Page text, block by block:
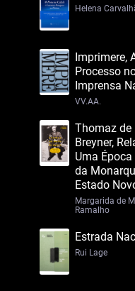
Helena
Imprimere,
Processo
Imprensa
VV.AA.
Thomaz de
Breyner,
Uma
da
Estado
Margarida de
Ramalho
Estrada
Rui Lage